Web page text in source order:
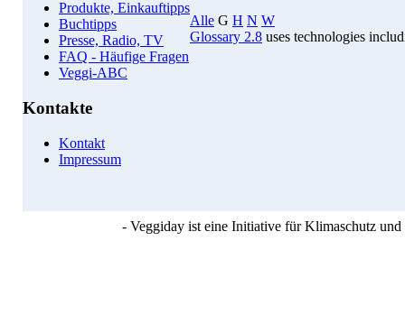
Produkte, Einkauftipps
Buchtipps
Presse, Radio, TV
FAQ - Häufige Fragen
Veggi-ABC
Kontakte
Kontakt
Impressum
Alle G H N W
Glossary 2.8 uses technologies
- Veggiday ist eine Initiative für Klimaschutz